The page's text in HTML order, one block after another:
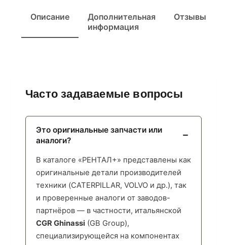
Описание
Дополнительная
информация
Отзывы
Часто задаваемые вопросы
Это оригинальные запчасти или
аналоги?
В каталоге «РЕНТАЛ+» представлены как
оригинальные детали производителей
техники (CATERPILLAR, VOLVO и др.), так
и проверенные аналоги от заводов-
партнёров — в частности, итальянской
CGR Ghinassi (GB Group),
специализирующейся на компонентах